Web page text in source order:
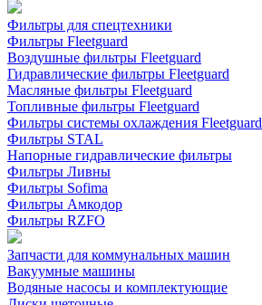
Фильтры для спецтехники
Фильтры Fleetguard
Воздушные фильтры Fleetguard
Гидравлические фильтры Fleetguard
Масляные фильтры Fleetguard
Топливные фильтры Fleetguard
Фильтры системы охлаждения Fleetguard
Фильтры STAL
Напорные гидравлические фильтры
Фильтры Ливны
Фильтры Sofima
Фильтры Амкодор
Фильтры RZFO
Запчасти для коммунальных машин
Вакуумные машины
Водяные насосы и комплектующие